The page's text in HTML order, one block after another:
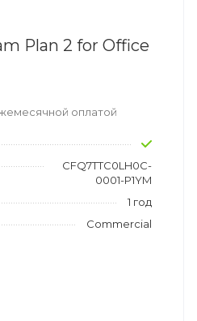
Plan 2 for Office
оплатой
CFQ7TTC0LH0C-
0001-P1YM
1 год
Commercial